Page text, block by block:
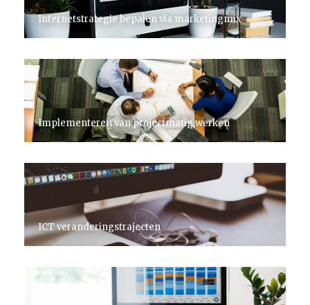
Internetstrategie bepalen via marketingmix
Implementeren van projectmatig werken
ICT veranderingstrajecten